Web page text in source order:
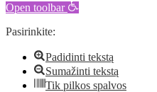
Open toolbar
Pasirinkite:
Padidinti tekstą
Sumažinti tekstą
Tik pilkos spalvos